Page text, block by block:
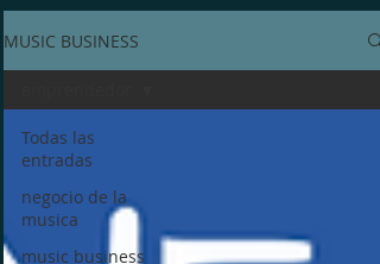
MUSIC BUSINESS
Todas las
entradas
negocio de la
musica
music business